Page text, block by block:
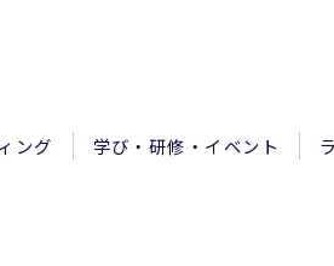
ング 学び・研修・イベント